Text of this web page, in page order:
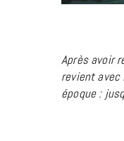
Après avoir
revient avec
époque :